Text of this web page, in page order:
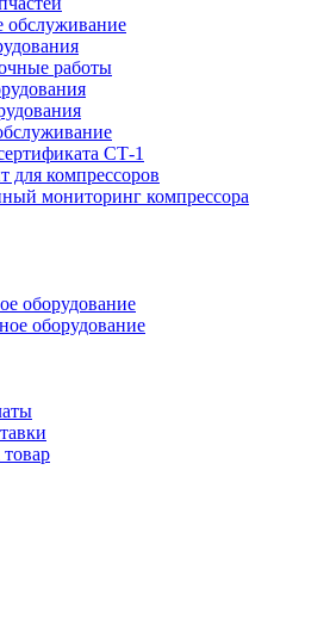
обслуживание
работы
СТ-1
для компрессоров
мониторинг компрессора
оборудование
оборудование